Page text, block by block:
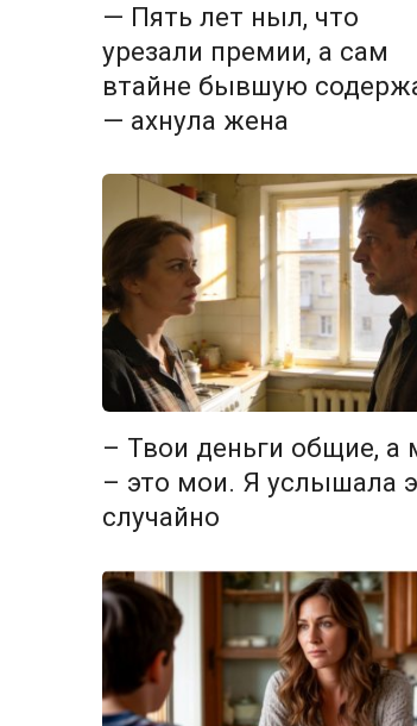
— Пять лет ныл, что
урезали премии, а сам
втайне бывшую
— ахнула жена
– Твои деньги общие, а
– это мои. Я услышала
случайно